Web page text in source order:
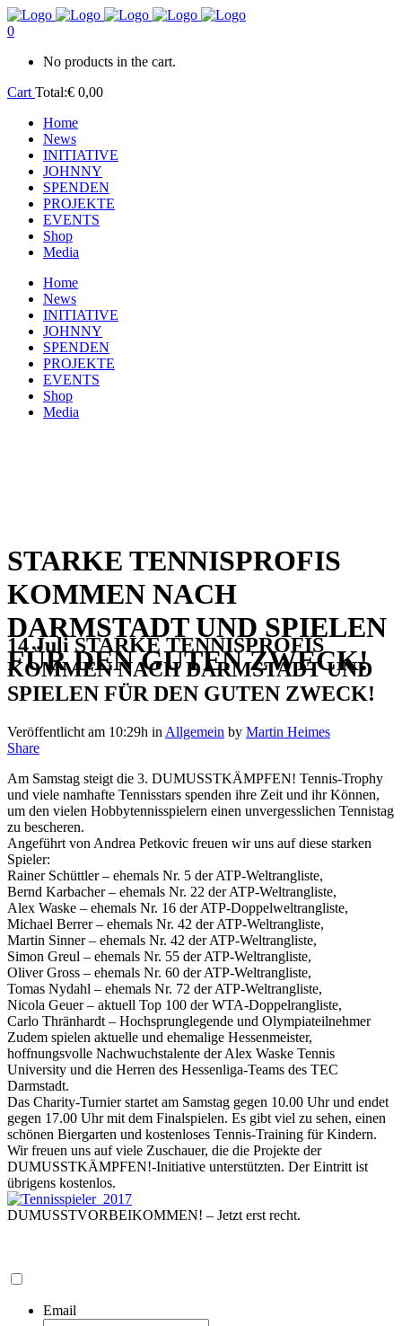
0
No products in the cart.
Cart Total:€ 0,00
Home
News
INITIATIVE
JOHNNY
SPENDEN
PROJEKTE
EVENTS
Shop
Media
Home
News
INITIATIVE
JOHNNY
SPENDEN
PROJEKTE
EVENTS
Shop
Media
STARKE TENNISPROFIS
KOMMEN NACH
DARMSTADT UND SPIELEN
FÜR DEN GUTEN ZWECK!
14 JuliSTARKE TENNISPROFIS
KOMMEN NACH DARMSTADT UND
SPIELEN FÜR DEN GUTEN ZWECK!
Veröffentlicht am 10:29h in Allgemein by Martin Heimes
Share
Am Samstag steigt die 3. DUMUSSTKÄMPFEN! Tennis-Trophy
und viele namhafte Tennisstars spenden ihre Zeit und ihr Können,
um den vielen Hobbytennisspielern einen unvergesslichen Tennistag
zu bescheren.
Angeführt von Andrea Petkovic freuen wir uns auf diese starken
Spieler:
Rainer Schüttler – ehemals Nr. 5 der ATP-Weltrangliste,
Bernd Karbacher – ehemals Nr. 22 der ATP-Weltrangliste,
Alex Waske – ehemals Nr. 16 der ATP-Doppelweltrangliste,
Michael Berrer – ehemals Nr. 42 der ATP-Weltrangliste,
Martin Sinner – ehemals Nr. 42 der ATP-Weltrangliste,
Simon Greul – ehemals Nr. 55 der ATP-Weltrangliste,
Oliver Gross – ehemals Nr. 60 der ATP-Weltrangliste,
Tomas Nydahl – ehemals Nr. 72 der ATP-Weltrangliste,
Nicola Geuer – aktuell Top 100 der WTA-Doppelrangliste,
Carlo Thränhardt – Hochsprunglegende und Olympiateilnehmer
Zudem spielen aktuelle und ehemalige Hessenmeister,
hoffnungsvolle Nachwuchstalente der Alex Waske Tennis
University und die Herren des Hessenliga-Teams des TEC
Darmstadt.
Das Charity-Turnier startet am Samstag gegen 10.00 Uhr und endet
gegen 17.00 Uhr mit dem Finalspielen. Es gibt viel zu sehen, einen
schönen Biergarten und kostenloses Tennis-Training für Kindern.
Wir freuen uns auf viele Zuschauer, die die Projekte der
DUMUSSTKÄMPFEN!-Initiative unterstützten. Der Eintritt ist
übrigens kostenlos.
DUMUSSTVORBEIKOMMEN! – Jetzt erst recht.
Email